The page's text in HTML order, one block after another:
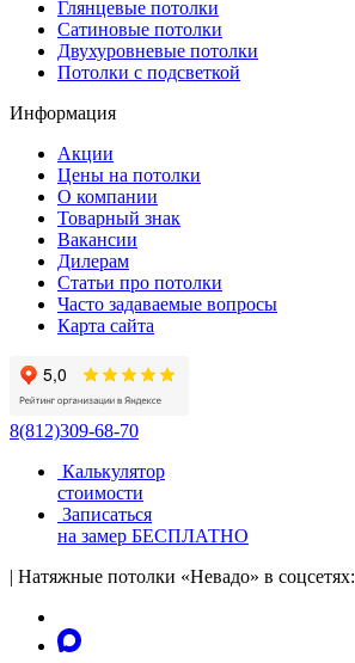
Глянцевые потолки
Сатиновые потолки
Двухуровневые потолки
Потолки с подсветкой
Информация
Акции
Цены на потолки
О компании
Товарный знак
Вакансии
Дилерам
Статьи про потолки
Часто задаваемые вопросы
Карта сайта
8(812)309-68-70
Калькулятор
стоимости
Записаться
на замер БЕСПЛАТНО
| Натяжные потолки «Невадо» в соцсетях: